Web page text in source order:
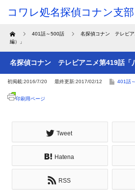
Home 401話～500話
名探偵コナン テレビア
編）」
名探偵コナン テレビアニメ第419話「
初掲載:2016/7/20 最終更新:2017/02/12 401話
印刷用ページ
Tweet
Hatena
RSS